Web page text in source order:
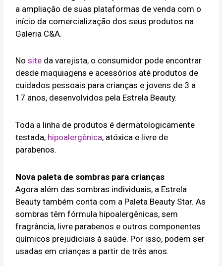
a ampliação de suas plataformas de venda com o
início da comercialização dos seus produtos na
Galeria C&A.
Nosite da varejista, o consumidor pode encontrar
desde maquiagens e acessórios até produtos de
cuidados pessoais para crianças e jovens de 3 a
17 anos, desenvolvidos pela Estrela Beauty.
Toda a linha de produtos é dermatologicamente
testada, hipoalergênica, atóxica e livre de
parabenos.
Nova paleta de sombras para crianças
Agora além das sombras individuais, a Estrela
Beauty também conta com a Paleta Beauty Star. As
sombras têm fórmula hipoalergênicas, sem
fragrância, livre parabenos e outros componentes
químicos prejudiciais à saúde. Por isso, podem ser
usadas em crianças a partir de três anos.